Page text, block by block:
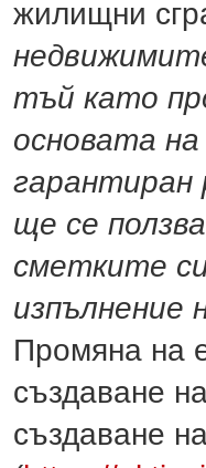
жилищни
тъй като
основата на
ще се
сметките
изпълнение
Промяна на
създаване
създаване